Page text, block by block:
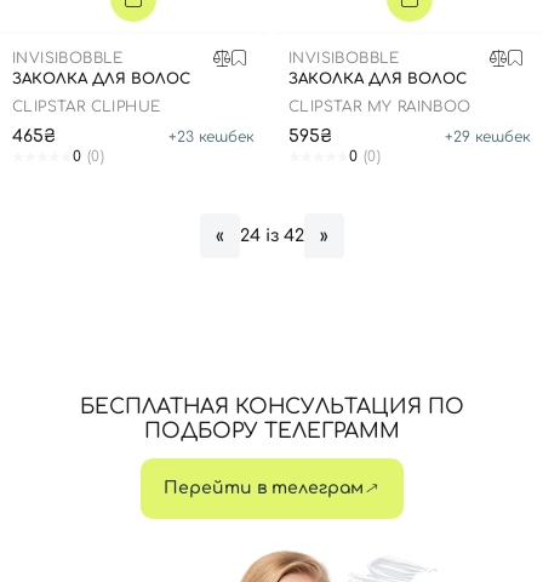
INVISIBOBBLE
ЗАКОЛКА ДЛЯ ВОЛОС
CLIPSTAR CLIPHUE
465₴ +23 кешбек
0 (0)
INVISIBOBBLE
ЗАКОЛКА ДЛЯ ВОЛОС
CLIPSTAR MY RAINBOO
595₴ +29 кешбек
0 (0)
« 24 із 42 »
БЕСПЛАТНАЯ КОНСУЛЬТАЦИЯ ПО
ПОДБОРУ ТЕЛЕГРАММ
Перейти в телеграм
Отправляя форму для авторизации/регистрации, вы
принимаете условияПользовательские соглашения
Далее